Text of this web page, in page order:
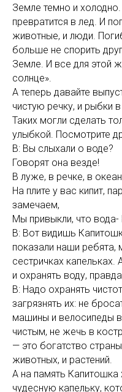
Земле темно и
превратится в лед. И
животные, и люди.
больше не спорить
Земле. И все для этой
солнце».
А теперь давайте
чистую речку, и рыбки
Таких могли сделать
улыбкой. Посмотрите
В: Вы слыхали о воде?
Говорят она везде!
В луже, в речке, в
На плите у вас кипит,
замечаем,
Мы привыкли, что
В: Вот видишь
показали наши ребята,
сестричках
и охранять воду,
В: Надо охранять
загрязнять их: не
машины и велосипеды
чистым, не жечь в
— это богатство
животных, и растений.
А на память
чудесную капельку,